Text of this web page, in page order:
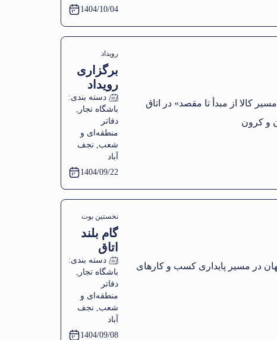
نجف‌آباد،
کرون از
مرکز
توسعه
کارآفرینی
«حاکار»
1404/10/04
رویداد
توانمندسازی
فعالین اقتصادی
شعبه
شهرستان‌های
نجف‌آباد، تیران و
کرون
برگزاری
رویداد
آموزشی
«مسیر
کالا از
مبدأ تا
مقصد» در
اتاق
شعبه
نجف‌آباد،
تیران و
کرون
دسته بندی:
باشگاه تجار ,
دفاتر
منطقه‌ای و
شعب, نجف
آباد
1404/09/22
نخستین بوت
کمپ جانشین
پروری دختران
صاحب کسب و
کار های
خانوادگی
گام بلند
اتاق
بازرگانی
اصفهان
در مسیر
پایداری
کسب‌ و
کارهای
دسته بندی:
باشگاه تجار ,
دفاتر
منطقه‌ای و
شعب, نجف
آباد
1404/09/08